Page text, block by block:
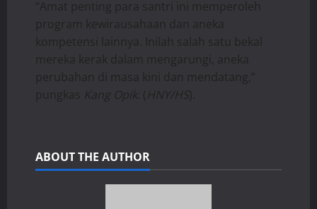
“Amat penting para santri ini memperoleh
program kewirausahaan dan aneka
kompetensi lainnya. Inilah salah satu bekal
mereka kerak dalam mengarungi, aneka
perubahan di masa kini dan mendatang,”
pungkas Kang Opik . ( HNY/HS).
ABOUT THE AUTHOR